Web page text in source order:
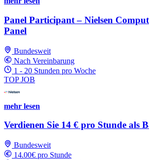
Panel Participant – Nielsen
Panel
Bundesweit
Nach Vereinbarung
1 - 20 Stunden pro Woche
TOP JOB
mehr lesen
Verdienen Sie 14 € pro Stunde als
Bundesweit
14.00€ pro Stunde